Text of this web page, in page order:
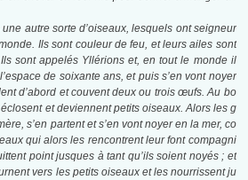
autre sorte d’oiseaux, lesquels ont seigneur
Ils sont couleur de feu, et leurs ailes sont
sont appelés Yllérions et, en tout le monde il
de soixante ans, et puis s’en vont noyer
d’abord et couvent deux ou trois œufs. Au bo
et deviennent petits oiseaux. Alors les g
s’en partent et s’en vont noyer en la mer, co
qui alors les rencontrent leur font compagni
point jusques à tant qu’ils soient noyés ; et
vers les petits oiseaux et les nourrissent ju